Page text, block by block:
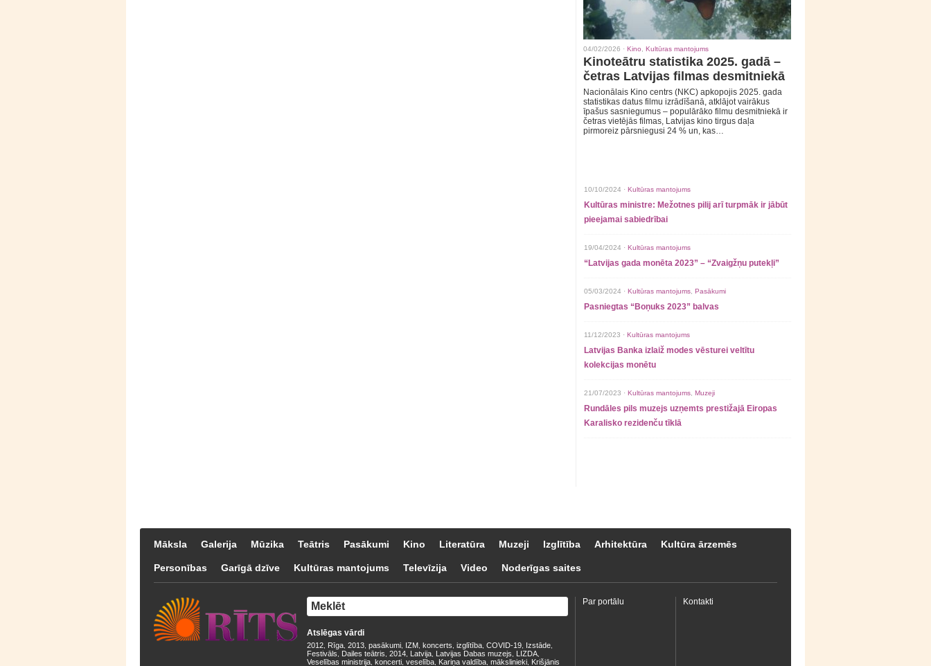
04/02/2026 · Kino Kultūras mantojums
Kinoteātru statistika 2025. gadā –
četras Latvijas filmas desmitniekā
Nacionālais Kino centrs (NKC) apkopojis 2025. gada
statistikas datus filmu izrādīšanā, atklājot vairākus
īpašus sasniegumus – populārāko filmu desmitniekā ir
četras vietējās filmas, Latvijas kino tirgus daļa
pirmoreiz pārsniegusi 24 % un, kas…
10/10/2024 · Kultūras mantojums
Kultūras ministre: Mežotnes pilij arī turpmāk ir jābūt
pieejamai sabiedrībai
19/04/2024 · Kultūras mantojums
“Latvijas gada monēta 2023” – “Zvaigžņu putekļi”
05/03/2024 · Kultūras mantojums Pasākumi
Pasniegtas “Boņuks 2023” balvas
11/12/2023 · Kultūras mantojums
Latvijas Banka izlaiž modes vēsturei veltītu
kolekcijas monētu
21/07/2023 · Kultūras mantojums Muzeji
Rundāles pils muzejs uzņemts prestižajā Eiropas
Karalisko rezidenču tīklā
Māksla Galerija Mūzika Teātris Pasākumi Kino Literatūra Muzeji Izglītība Arhitektūra Kultūra ārzemēs
Personības Garīgā dzīve Kultūras mantojums Televīzija Video Noderīgas saites
Atslēgas vārdi
2012 Rīga 2013 pasākumi IZM koncerts izglītība COVID-19 Izstāde
Festivāls Dailes teātris 2014 Latvija Latvijas Dabas muzejs LIZDA
Veselības ministrija koncerti veselība Kariņa valdība mākslinieki Krišjānis
Par portālu Kontakti